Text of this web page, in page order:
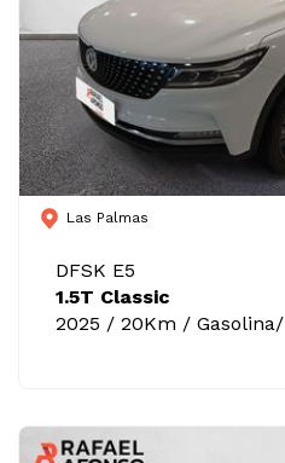
Las Palmas
DFSK E5
1.5T Classic
2025 / 20Km / Gasolina/